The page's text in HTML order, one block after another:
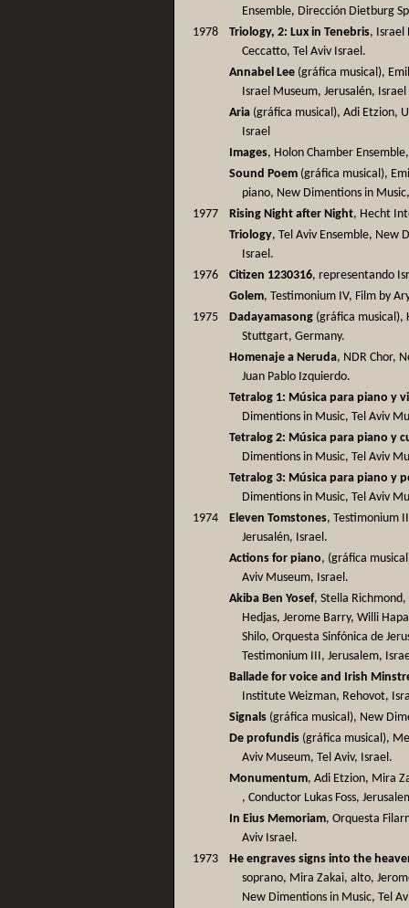
Ensemble, Dirección Dietburg
1978
Triology, 2: Lux in Tenebris, Israel
Ceccatto, Tel Aviv Israel.
Annabel Lee (gráfica musical),
Israel Museum, Jerusalén, Israel
Aria (gráfica musical), Adi Etzion,
Israel
Images, Holon Chamber
Sound Poem (gráfica musical),
piano, New Dimentions in
1977
Rising Night after Night, Hecht
Triology, Tel Aviv Ensemble, New
Israel.
1976
Citizen 1230316, representando
Golem, Testimonium IV, Film by
1975
Dadayamasong (gráfica musical),
Stuttgart, Germany.
Homenaje a Neruda, NDR Chor,
Juan Pablo Izquierdo.
Tetralog 1: Música para piano y
Dimentions in Music, Tel Aviv
Tetralog 2: Música para piano y
Dimentions in Music, Tel Aviv
Tetralog 3: Música para piano y
Dimentions in Music, Tel Aviv
1974
Eleven Tomstones, Testimonium
Jerusalén, Israel.
Actions for piano, (gráfica
Aviv Museum, Israel.
Akiba Ben Yosef, Stella Richmond,
Hedjas, Jerome Barry, Willi
Shilo, Orquesta Sinfónica de
Testimonium III, Jerusalem,
Ballade for voice and Irish
Institute Weizman, Rehovot,
Signals (gráfica musical), New
De profundis (gráfica musical),
Aviv Museum, Tel Aviv, Israel.
Monumentum, Adi Etzion, Mira
, Conductor Lukas Foss,
In Eius Memoriam, Orquesta
Aviv Israel.
1973
He engraves signs into the
soprano, Mira Zakai, alto,
New Dimentions in Music, Tel